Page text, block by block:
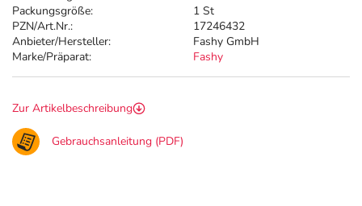
Packungsgröße:
1 St
PZN/Art.Nr.:
17246432
Anbieter/Hersteller:
Fashy GmbH
Marke/Präparat:
Fashy
Zur Artikelbeschreibung
Gebrauchsanleitung (PDF)